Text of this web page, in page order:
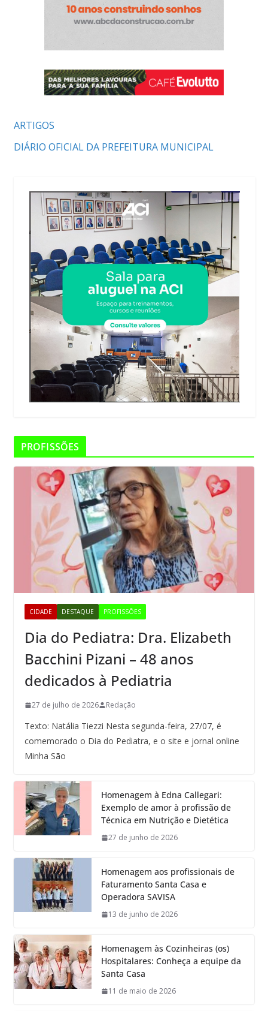
ARTIGOS
DIÁRIO OFICIAL DA PREFEITURA MUNICIPAL
PROFISSÕES
CIDADE DESTAQUE PROFISSÕES
Dia do Pediatra: Dra. Elizabeth
Bacchini Pizani – 48 anos
dedicados à Pediatria
27 de julho de 2026 Redação
Texto: Natália Tiezzi Nesta segunda-feira, 27/07, é
comemorado o Dia do Pediatra, e o site e jornal online
Minha São
Homenagem à Edna Callegari:
Exemplo de amor à profissão de
Técnica em Nutrição e Dietética
27 de junho de 2026
Homenagem aos profissionais de
Faturamento Santa Casa e
Operadora SAVISA
13 de junho de 2026
Homenagem às Cozinheiras (os)
Hospitalares: Conheça a equipe da
Santa Casa
11 de maio de 2026